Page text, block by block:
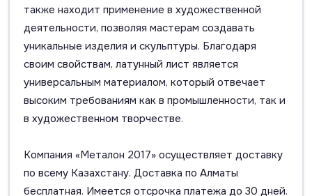
также находит применение в художественной
деятельности, позволяя мастерам создавать
уникальные изделия и скульптуры. Благодаря
своим свойствам, латунный лист является
универсальным материалом, который отвечает
высоким требованиям как в промышленности, так и
в художественном творчестве.
Компания «Металон 2017» осуществляет доставку
по всему Казахстану. Доставка по Алматы
бесплатная. Имеется отсрочка платежа до 30 дней.